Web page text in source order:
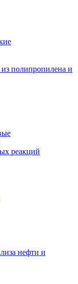
полипропилена и
реакций
нефти и